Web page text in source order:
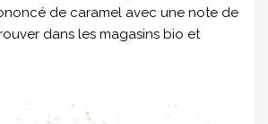
de caramel avec une note de
dans les magasins bio et